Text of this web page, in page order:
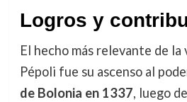
Logros y
El hecho más relevante de la
Pépoli fue su ascenso al
de Bolonia en 1337, luego